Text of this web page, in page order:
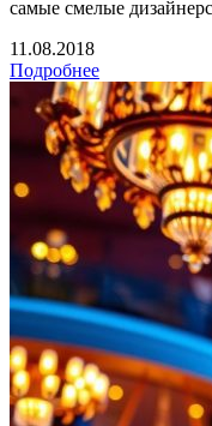
самые смелые
11.08.2018
Подробнее